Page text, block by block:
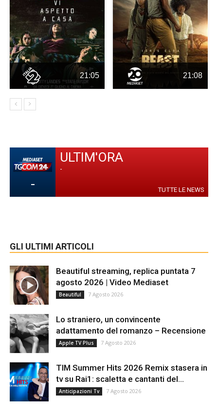
21:05 21:08
-
ULTIM'ORA
-
TUTTE LE NEWS
GLI ULTIMI ARTICOLI
Beautiful streaming, replica puntata 7
agosto 2026 | Video Mediaset
Beautiful 7 Agosto 2026
Lo straniero, un convincente
adattamento del romanzo – Recensione
Apple TV Plus 7 Agosto 2026
TIM Summer Hits 2026 Remix stasera in
tv su Rai1: scaletta e cantanti del...
Anticipazioni Tv 7 Agosto 2026